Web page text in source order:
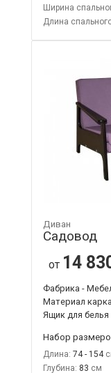
Ширина
Длина
Диван
Садовод
от 14
Фабрика -
Материал
Ящик для белья
Набор
Длина: 74 - 154
Глубина: 83